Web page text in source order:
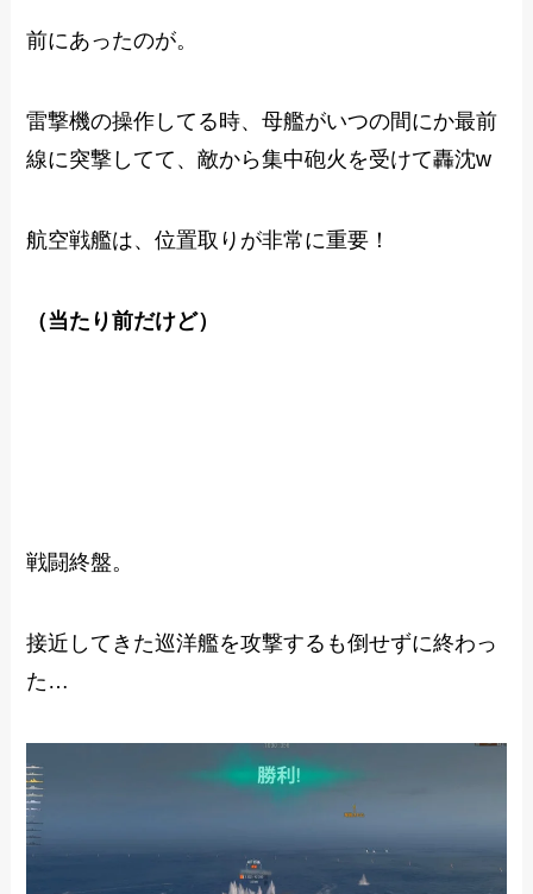
前にあったのが。
雷撃機の操作してる時、母艦がいつの間にか最前
線に突撃してて、敵から集中砲火を受けて轟沈w
航空戦艦は、位置取りが非常に重要！
（当たり前だけど）
戦闘終盤。
接近してきた巡洋艦を攻撃するも倒せずに終わっ
た…